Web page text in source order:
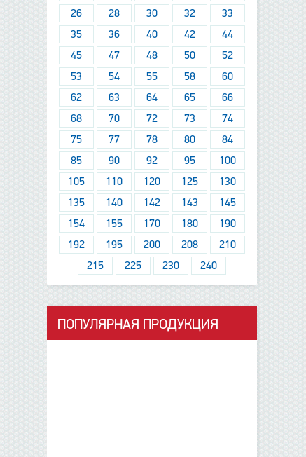
26
28 30 32
33
35
36 40 42
44
45
47 48 50
52
53
54 55 58
60
62
63 64 65
66
68
70 72 73
74
75
77 78 80
84
85
90 92 95
100
105
110 120 125
130
135
140 142 143
145
154
155 170 180
190
192
195 200 208
210
215
225 230 240
ПОПУЛЯРНАЯ ПРОДУКЦИЯ